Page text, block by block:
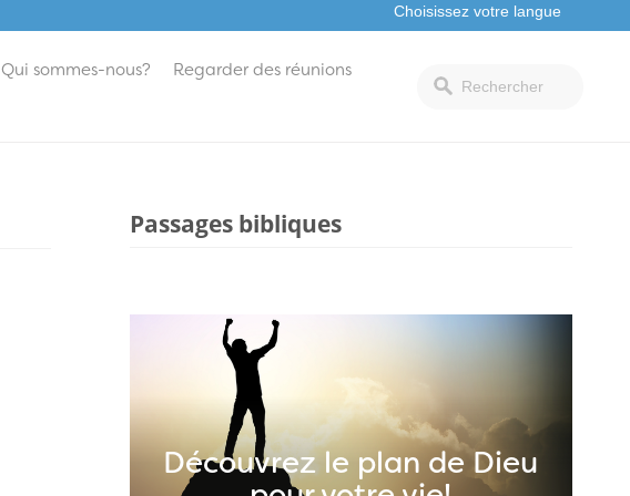
Qui sommes-nous?
Regarder des réunions
Passages bibliques
Découvrez le plan de Dieu